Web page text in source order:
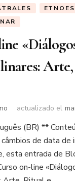
actualizado el
(BR) **
de data de
esta entrada de
on-line